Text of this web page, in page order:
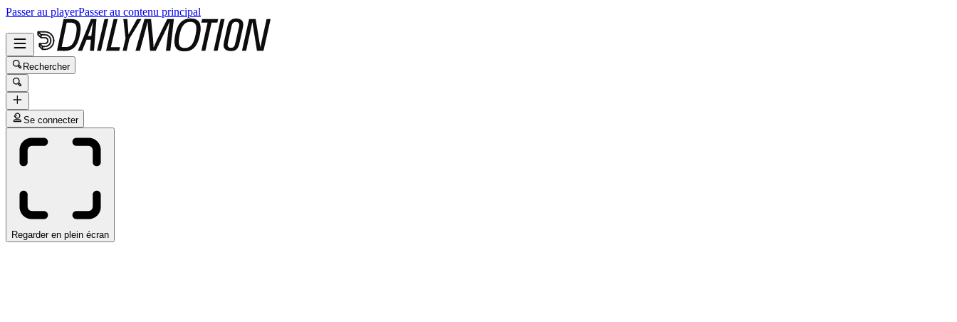
Passer au playerPasser au contenu principal
Rechercher
Se connecter
Regarder en plein écran